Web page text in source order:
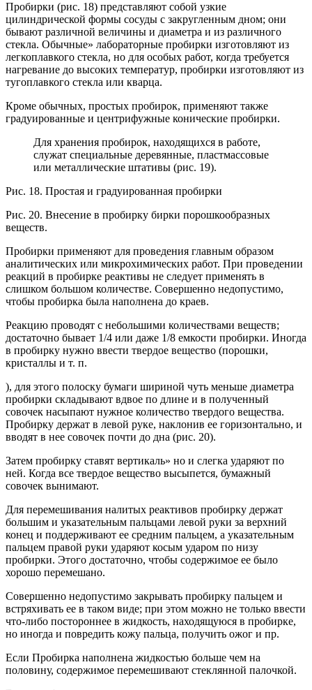
Пробирки (рис. 18) представляют собой узкие
цилиндрической формы сосуды с закругленным дном; они
бывают различной величины и диаметра и из различного
стекла. Обычные» лабораторные пробирки изготовляют из
легкоплавкого стекла, но для особых работ, когда требуется
нагревание до высоких температур, пробирки изготовляют из
тугоплавкого стекла или кварца.
Кроме обычных, простых пробирок, применяют также
градуированные и центрифужные конические пробирки.
Для хранения пробирок, находящихся в работе,
служат специальные деревянные, пластмассовые
или металлические штативы (рис. 19).
Рис. 18. Простая и градуированная пробирки
Рис. 20. Внесение в пробирку бирки порошкообразных
веществ.
Пробирки применяют для проведения главным образом
аналитических или микрохимических работ. При проведении
реакций в пробирке реактивы не следует применять в
слишком большом количестве. Совершенно недопустимо,
чтобы пробирка была наполнена до краев.
Реакцию проводят с небольшими количествами веществ;
достаточно бывает 1/4 или даже 1/8 емкости пробирки. Иногда
в пробирку нужно ввести твердое вещество (порошки,
кристаллы и т. п.
), для этого полоску бумаги шириной чуть меньше диаметра
пробирки складывают вдвое по длине и в полученный
совочек насыпают нужное количество твердого вещества.
Пробирку держат в левой руке, наклонив ее горизонтально, и
вводят в нее совочек почти до дна (рис. 20).
Затем пробирку ставят вертикаль» но и слегка ударяют по
ней. Когда все твердое вещество высыпется, бумажный
совочек вынимают.
Для перемешивания налитых реактивов пробирку держат
большим и указательным пальцами левой руки за верхний
конец и поддерживают ее средним пальцем, а указательным
пальцем правой руки ударяют косым ударом по низу
пробирки. Этого достаточно, чтобы содержимое ее было
хорошо перемешано.
Совершенно недопустимо закрывать пробирку пальцем и
встряхивать ее в таком виде; при этом можно не только ввести
что-либо постороннее в жидкость, находящуюся в пробирке,
но иногда и повредить кожу пальца, получить ожог и пр.
Если Пробирка наполнена жидкостью больше чем на
половину, содержимое перемешивают стеклянной палочкой.